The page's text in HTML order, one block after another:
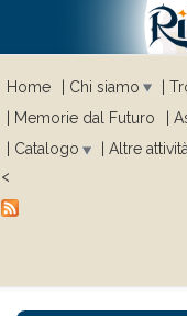
Home Chi siamo
Memorie dal Futuro
Catalogo
Altre
<